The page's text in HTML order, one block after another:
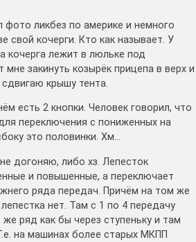
фото ликбез по америке и немного
свой кочерги. Кто как называет. У
кочерга лежит в люльке под
закинуть козырёк прицепа в верх и
крышу тента.
есть 2 кнопки. Человек говорил, что
переключения с пониженных на
это половинки. Хм…
догоняю, либо хз. Лепесток
и повышенные, а переключает
ряда передач. Причём на том же
нет. Там с 1 по 4 передачу
ряд как бы через ступеньку и там
на машинах более старых МКПП